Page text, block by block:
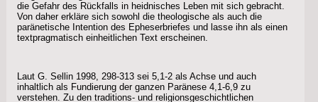
die Gefahr des Rückfalls in heidnisches Leben mit sich gebracht.
Von daher erkläre sich sowohl die theologische als auch die
paränetische Intention des Epheserbriefes und lasse ihn als einen
textpragmatisch einheitlichen Text erscheinen.
Laut G. Sellin 1998, 298-313 sei 5,1-2 als Achse und auch
inhaltlich als Fundierung der ganzen Paränese 4,1-6,9 zu
verstehen. Zu den traditions- und religionsgeschichtlichen